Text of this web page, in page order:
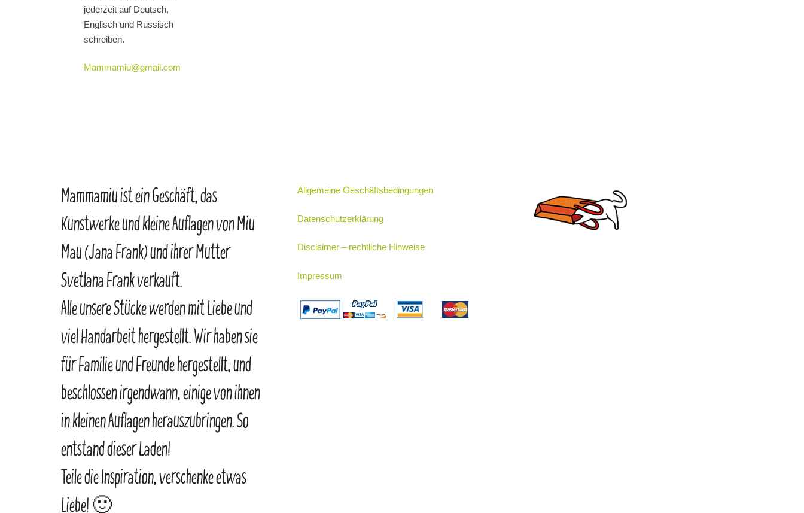
jederzeit auf Deutsch,
Englisch und Russisch
schreiben.
Mammamiu@gmail.com
Mammamiu ist ein Geschäft, das
Kunstwerke und kleine Auflagen von Miu
Mau (Jana Frank) und ihrer Mutter
Svetlana Frank verkauft.
Alle unsere Stücke werden mit Liebe und
viel Handarbeit hergestellt. Wir haben sie
für Familie und Freunde hergestellt, und
beschlossen irgendwann, einige von ihnen
in kleinen Auflagen herauszubringen. So
entstand dieser Laden!
Teile die Inspiration, verschenke etwas
Liebe! 🙂
Allgemeine Geschäftsbedingungen
Datenschutzerklärung
Disclaimer – rechtliche Hinweise
Impressum